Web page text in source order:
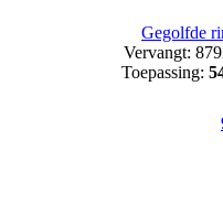
Gegolfde
Vervangt:
Toepassing: